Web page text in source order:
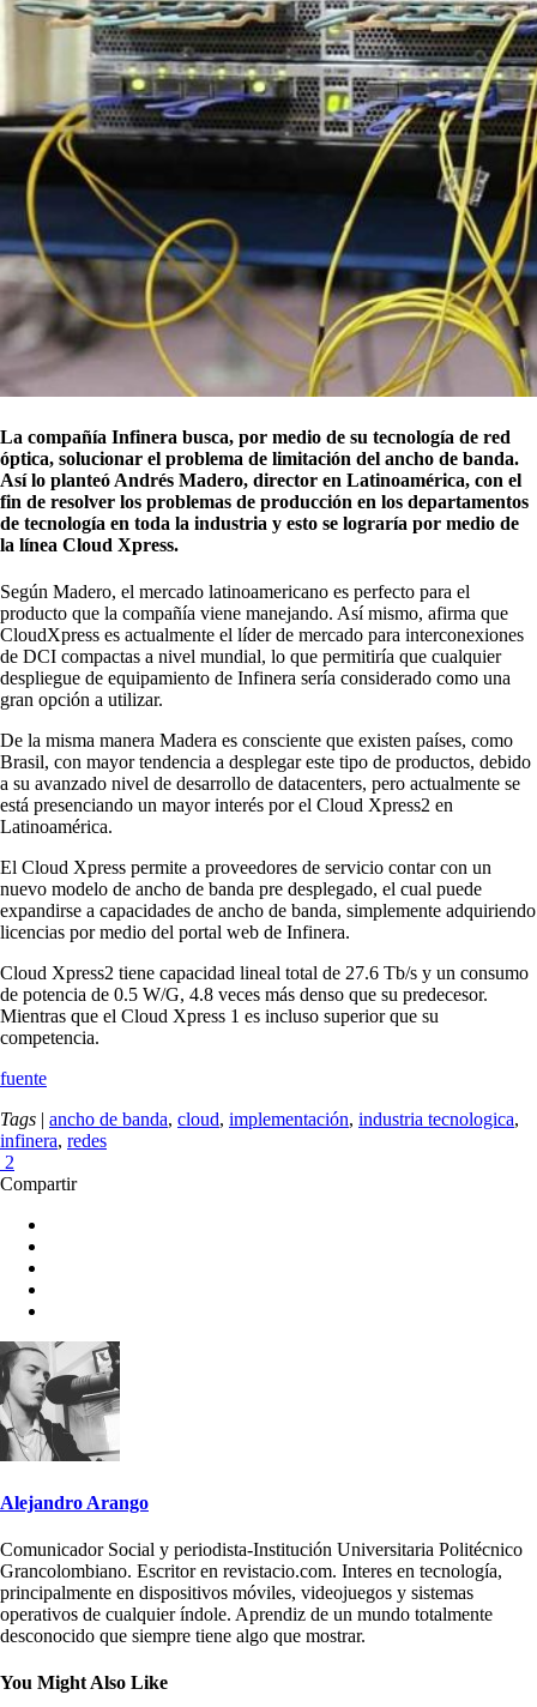
La compañía Infinera busca, por medio de su tecnología de red
óptica, solucionar el problema de limitación del ancho de banda.
Así lo planteó Andrés Madero, director en Latinoamérica, con el
fin de resolver los problemas de producción en los departamentos
de tecnología en toda la industria y esto se lograría por medio de
la línea Cloud Xpress.
Según Madero, el mercado latinoamericano es perfecto para el
producto que la compañía viene manejando. Así mismo, afirma que
CloudXpress es actualmente el líder de mercado para interconexiones
de DCI compactas a nivel mundial, lo que permitiría que cualquier
despliegue de equipamiento de Infinera sería considerado como una
gran opción a utilizar.
De la misma manera Madera es consciente que existen países, como
Brasil, con mayor tendencia a desplegar este tipo de productos, debido
a su avanzado nivel de desarrollo de datacenters, pero actualmente se
está presenciando un mayor interés por el Cloud Xpress2 en
Latinoamérica.
El Cloud Xpress permite a proveedores de servicio contar con un
nuevo modelo de ancho de banda pre desplegado, el cual puede
expandirse a capacidades de ancho de banda, simplemente adquiriendo
licencias por medio del portal web de Infinera.
Cloud Xpress2 tiene capacidad lineal total de 27.6 Tb/s y un consumo
de potencia de 0.5 W/G, 4.8 veces más denso que su predecesor.
Mientras que el Cloud Xpress 1 es incluso superior que su
competencia.
fuente
Tags | ancho de banda, cloud, implementación, industria tecnologica,
infinera, redes
2
Compartir
Alejandro Arango
Comunicador Social y periodista-Institución Universitaria Politécnico
Grancolombiano. Escritor en revistacio.com. Interes en tecnología,
principalmente en dispositivos móviles, videojuegos y sistemas
operativos de cualquier índole. Aprendiz de un mundo totalmente
desconocido que siempre tiene algo que mostrar.
You Might Also Like